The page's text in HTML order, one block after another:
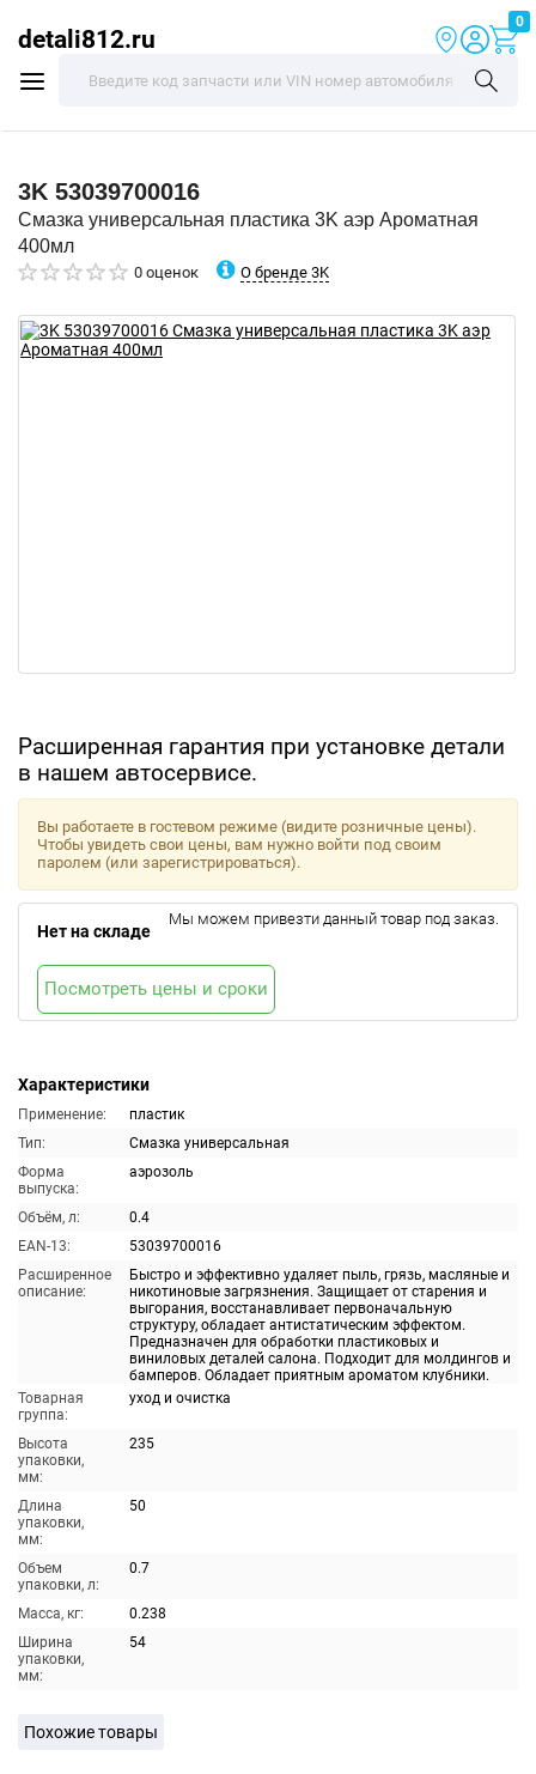
detali812.ru
0
3K 53039700016
Смазка универсальная пластика 3K аэр Ароматная
400мл
0 оценок О бренде 3K
Расширенная гарантия при установке детали
в нашем автосервисе.
Характеристики
Применение:
пластик
Тип:
Смазка универсальная
Форма
выпуска:
аэрозоль
Объём, л:
0.4
EAN-13:
53039700016
Расширенное
описание:
Быстро и эффективно удаляет пыль, грязь, масляные и
никотиновые загрязнения. Защищает от старения и
выгорания, восстанавливает первоначальную
структуру, обладает антистатическим эффектом.
Предназначен для обработки пластиковых и
виниловых деталей салона. Подходит для молдингов и
бамперов. Обладает приятным ароматом клубники.
Товарная
группа:
уход и очистка
Высота
упаковки,
мм:
235
Длина
упаковки,
мм:
50
Объем
упаковки, л:
0.7
Масса, кг:
0.238
Ширина
упаковки,
мм:
54
Вы работаете в гостевом режиме (видите розничные цены).
Чтобы увидеть свои цены, вам нужно войти под своим
паролем (или зарегистрироваться).
Нет на складе
Мы можем привезти данный товар под заказ.
Посмотреть цены и сроки
Похожие товары